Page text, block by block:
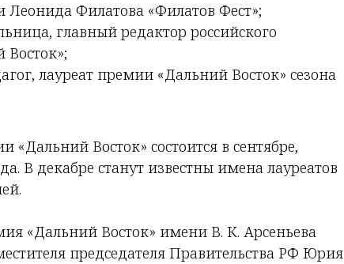
Филатова «Филатов Фест»;
главный редактор российского
Восток»;
лауреат премии «Дальний Восток» сезона
Восток» состоится в сентябре,
В декабре станут известны имена лауреатов
«Дальний Восток» имени В. К. Арсеньева
председателя Правительства РФ Юрия